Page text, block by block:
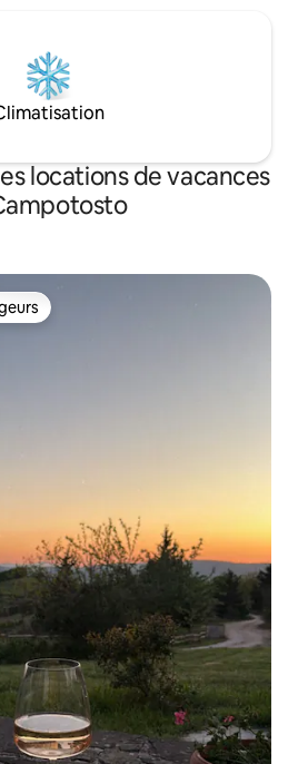
locations de vacances
parmi les plus aimés